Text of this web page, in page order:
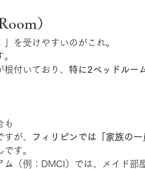
）
を受けやすいのがこれ。
付いており、 特に2ベッドルー
も
が、
フィリピンでは「家族の
です。
（例：DMCI）では、メイド部